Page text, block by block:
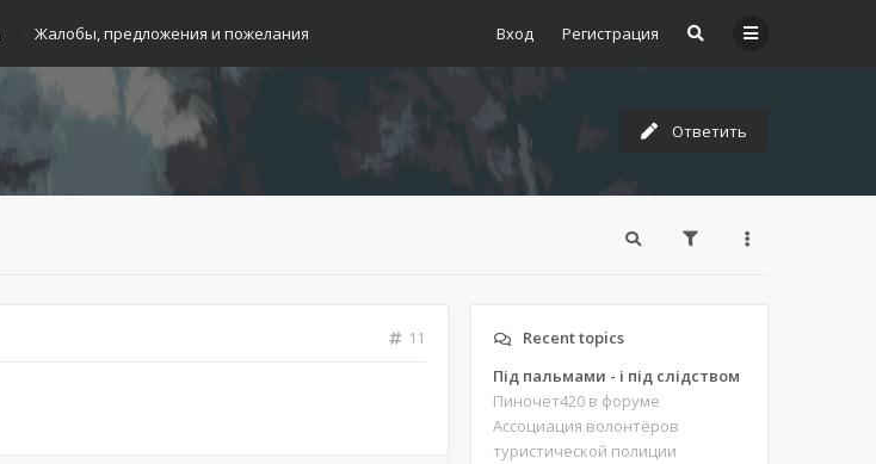
Вход Регистрация
Жалобы, предложения и пожелания
Ответить
11
Recent topics
Під пальмами - і під слідством
Пиночет420 в форуме
Ассоциация волонтёров
туристической полиции